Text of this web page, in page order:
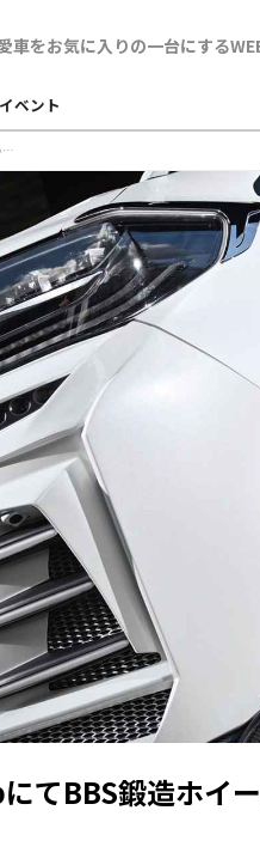
イベント
ドライバーWebにてBBS鍛造ホイールの「LM」をご紹介いただきました。
てBBS鍛造ホイ